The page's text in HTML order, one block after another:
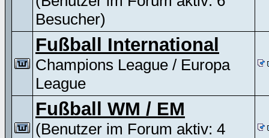
Besucher)
Fußball International
Champions League / Europa
League
Fußball WM / EM
(Benutzer im Forum aktiv: 4